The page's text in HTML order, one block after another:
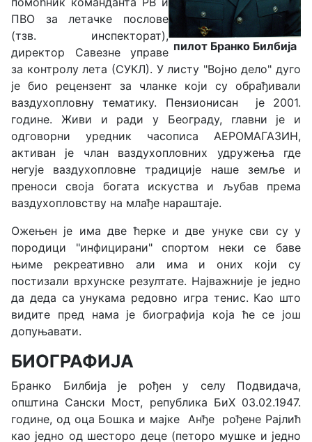
пилот Бранко Билбија
ПВО за летачке послове
(тзв. инспекторат),
директор Савезне управе
за контролу лета (СУКЛ). У листу "Војно дело" дуго
је био рецензент за чланке који су обрађивали
ваздухопловну тематику. Пензионисан је 2001.
године. Живи и ради у Београду, главни је и
одговорни уредник часописа АЕРОМАГАЗИН,
активан је члан ваздухопловних удружења где
негује ваздухопловне традиције наше земље и
преноси своја богата искуства и љубав према
ваздухопловству на млађе нараштаје.
Ожењен је има две ћерке и две унуке сви су у
породици "инфицирани" спортом неки се баве
њиме рекреативно али има и оних који су
постизали врхунске резултате. Најважније је једно
да деда са унукама редовно игра тенис. Као што
видите пред нама је биографија која ће се још
допуњавати.
БИОГРАФИЈА
Бранко Билбија је рођен у селу Подвидача,
општина Сански Мост, република БиХ 03.02.1947.
године, од оца Бошка и мајке Анђе рођене Рајлић
као једно од шесторо деце (петоро мушке и једно